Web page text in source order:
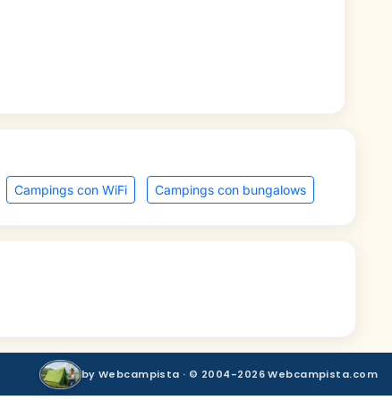
Campings con WiFi Campings con bungalows
by Webcampista · © 2004-2026 Webcampista.com